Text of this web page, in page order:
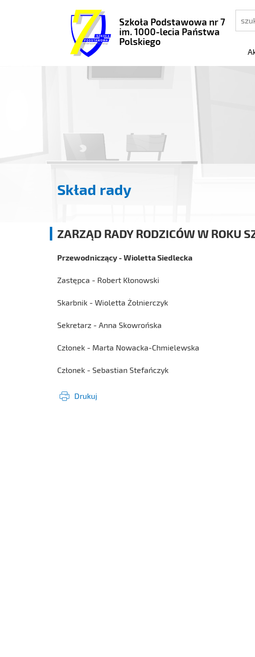
Szkoła Podstawowa nr 7
im. 1000-lecia Państwa
Polskiego
szukaj
Skład rady
ZARZĄD RADY RODZICÓW W ROKU
Przewodniczący - Wioletta Siedlecka
Zastępca - Robert Kłonowski
Skarbnik - Wioletta Żołnierczyk
Sekretarz - Anna Skowrońska
Członek - Marta Nowacka-Chmielewska
Członek - Sebastian Stefańczyk
Drukuj